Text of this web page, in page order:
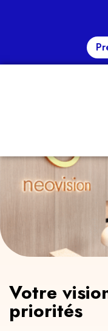
NOS MÉDECINS
CONSULTATIONS
BLOG
Votre
priorités